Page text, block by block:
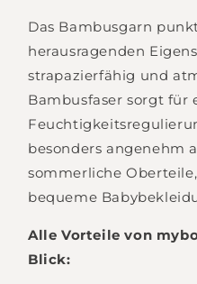
Das Bambusgarn
herausragenden
strapazierfähig und
Bambusfaser sorgt für
besonders angenehm
sommerliche
bequeme
Alle Vorteile von
Blick:
Login required